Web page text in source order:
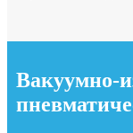
Вакуумно-